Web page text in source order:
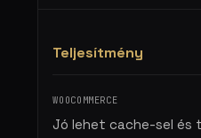
Teljesítmény
Jó lehet cache-sel és